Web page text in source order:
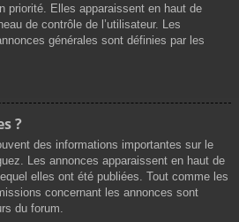
priorité. Elles apparaissent en haut de
de contrôle de l’utilisateur. Les
générales sont définies par les
?
des informations importantes sur le
Les annonces apparaissent en haut de
elles ont été publiées. Tout comme les
concernant les annonces sont
du forum.